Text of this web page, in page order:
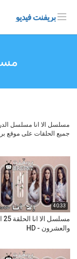
بريفنت فيديو
مسلسل الا انا مسلسل
جميع الحلقات على موقع
40:33
والعشرون - HD